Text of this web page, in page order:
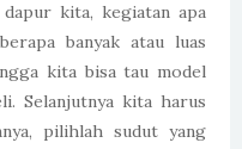
dapur kita, kegiatan apa
banyak atau luas
kita bisa tau model
Selanjutnya kita harus
pilihlah sudut yang